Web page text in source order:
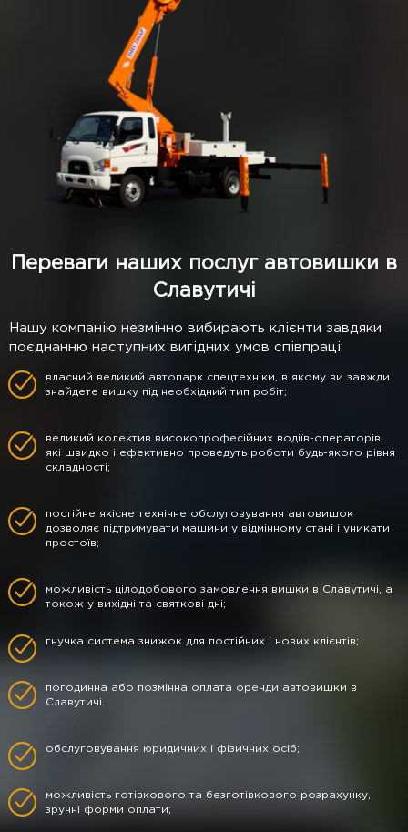
Переваги наших послуг автовишки в
Славутичі
Нашу компанію незмінно вибирають клієнти завдяки
поєднанню наступних вигідних умов співпраці:
власний великий автопарк спецтехніки, в якому ви завжди
знайдете вишку під необхідний тип робіт;
великий колектив високопрофесійних водіїв-операторів,
які швидко і ефективно проведуть роботи будь-якого рівня
складності;
постійне якісне технічне обслуговування автовишок
дозволяє підтримувати машини у відмінному стані і уникати
простоїв;
можливість цілодобового замовлення вишки в Славутичі, а
токож у вихідні та святкові дні;
гнучка система знижок для постійних і нових клієнтів;
погодинна або позмінна оплата оренди автовишки в
Славутичі.
обслуговування юридичних і фізичних осіб;
можливість готівкового та безготівкового розрахунку,
зручні форми оплати;